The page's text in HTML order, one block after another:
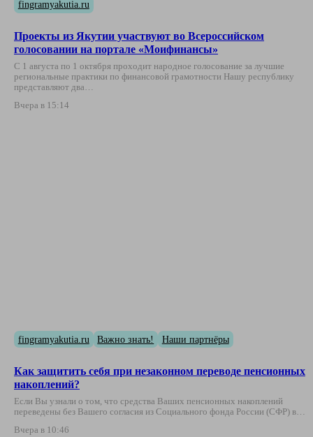
fingramyakutia.ru
Проекты из Якутии участвуют во Всероссийском
голосовании на портале «Моифинансы»
С 1 августа по 1 октября проходит народное голосование за лучшие
региональные практики по финансовой грамотности Нашу республику
представляют два…
Вчера в 15:14
fingramyakutia.ru Важно знать! Наши партнёры
Как защитить себя при незаконном переводе пенсионных
накоплений?
Если Вы узнали о том, что средства Ваших пенсионных накоплений
переведены без Вашего согласия из Социального фонда России (СФР) в…
Вчера в 10:46